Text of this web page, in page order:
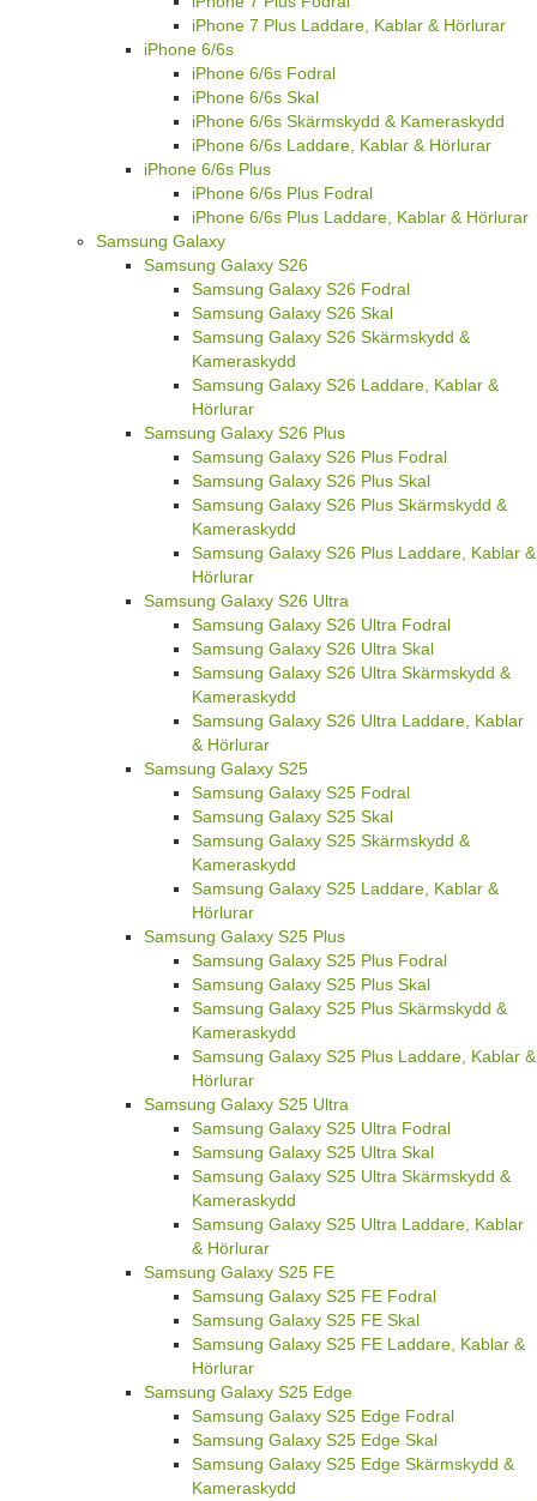
iPhone 7 Plus Laddare, Kablar & Hörlurar
iPhone 6/6s
iPhone 6/6s Fodral
iPhone 6/6s Skal
iPhone 6/6s Skärmskydd & Kameraskydd
iPhone 6/6s Laddare, Kablar & Hörlurar
iPhone 6/6s Plus
iPhone 6/6s Plus Fodral
iPhone 6/6s Plus Laddare, Kablar & Hörlurar
Samsung Galaxy
Samsung Galaxy S26
Samsung Galaxy S26 Fodral
Samsung Galaxy S26 Skal
Samsung Galaxy S26 Skärmskydd &
Kameraskydd
Samsung Galaxy S26 Laddare, Kablar &
Hörlurar
Samsung Galaxy S26 Plus
Samsung Galaxy S26 Plus Fodral
Samsung Galaxy S26 Plus Skal
Samsung Galaxy S26 Plus Skärmskydd &
Kameraskydd
Samsung Galaxy S26 Plus Laddare, Kablar &
Hörlurar
Samsung Galaxy S26 Ultra
Samsung Galaxy S26 Ultra Fodral
Samsung Galaxy S26 Ultra Skal
Samsung Galaxy S26 Ultra Skärmskydd &
Kameraskydd
Samsung Galaxy S26 Ultra Laddare, Kablar
& Hörlurar
Samsung Galaxy S25
Samsung Galaxy S25 Fodral
Samsung Galaxy S25 Skal
Samsung Galaxy S25 Skärmskydd &
Kameraskydd
Samsung Galaxy S25 Laddare, Kablar &
Hörlurar
Samsung Galaxy S25 Plus
Samsung Galaxy S25 Plus Fodral
Samsung Galaxy S25 Plus Skal
Samsung Galaxy S25 Plus Skärmskydd &
Kameraskydd
Samsung Galaxy S25 Plus Laddare, Kablar &
Hörlurar
Samsung Galaxy S25 Ultra
Samsung Galaxy S25 Ultra Fodral
Samsung Galaxy S25 Ultra Skal
Samsung Galaxy S25 Ultra Skärmskydd &
Kameraskydd
Samsung Galaxy S25 Ultra Laddare, Kablar
& Hörlurar
Samsung Galaxy S25 FE
Samsung Galaxy S25 FE Fodral
Samsung Galaxy S25 FE Skal
Samsung Galaxy S25 FE Laddare, Kablar &
Hörlurar
Samsung Galaxy S25 Edge
Samsung Galaxy S25 Edge Fodral
Samsung Galaxy S25 Edge Skal
Samsung Galaxy S25 Edge Skärmskydd &
Kameraskydd